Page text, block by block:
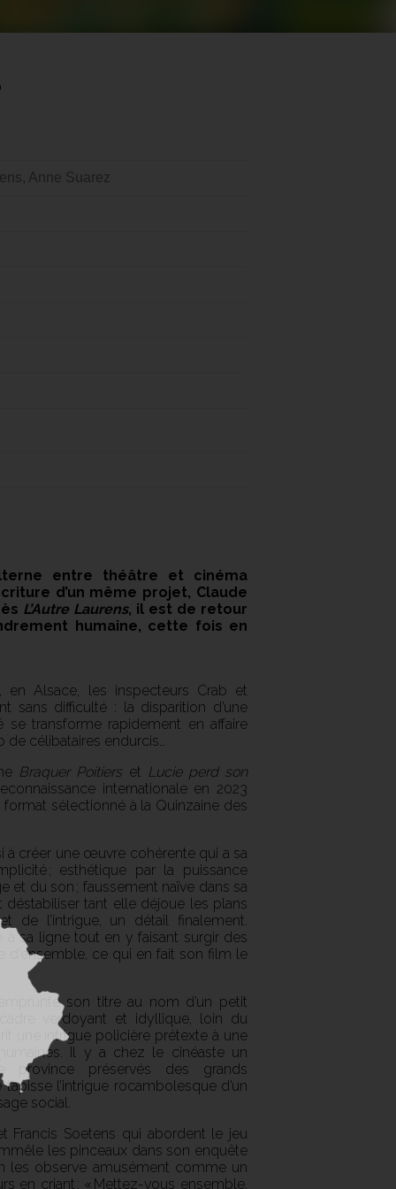
Anne Suarez
entre théâtre et cinéma
d’un même projet, Claude
L’Autre Laurens, il est de retour
humaine, cette fois en
en Alsace, les inspecteurs Crab et
sans difficulté : la disparition d’une
transforme rapidement en affaire
célibataires endurcis…
Braquer Poitierset Lucie perd son
internationale en 2023
sélectionné à la Quinzaine des
à créer une œuvre cohérente qui a sa
; esthétique par la puissance
et du son ; faussement naïve dans sa
tant elle déjoue les plans
de l’intrigue, un détail finalement.
à sa ligne tout en y faisant surgir des
d’ensemble, ce qui en fait son film le
son titre au nom d’un petit
verdoyant et idyllique, loin du
une intrigue policière prétexte à une
Il y a chez le cinéaste un
province préservés des grands
l’intrigue rocambolesque d’un
social.
Francis Soetens qui abordent le jeu
les pinceaux dans son enquête
les observe amusément comme un
en criant : « Mettez-vous ensemble,